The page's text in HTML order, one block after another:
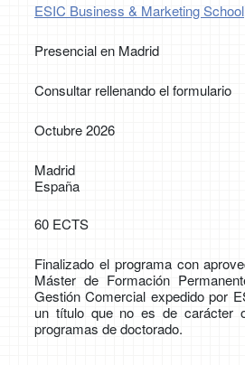
ESIC Business & Marketing School
Presencial en Madrid
Consultar rellenando el formulario
Octubre 2026
Madrid
España
60 ECTS
Finalizado el programa con
Máster de Formación
Gestión Comercial expedido por
un título que no es de carácter
programas de doctorado.